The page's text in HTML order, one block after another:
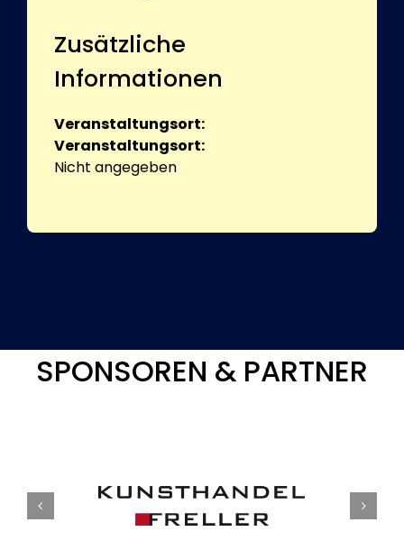
Zusätzliche
Informationen
Veranstaltungsort:
Veranstaltungsort:
Nicht angegeben
SPONSOREN & PARTNER